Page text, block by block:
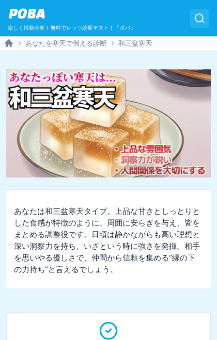
POBA
楽しく性格分析！無料でレッツ診断テスト！「ポバ」
あなたを寒天で例える診断 和三盆寒天
あなたは和三盆寒天タイプ。上品な甘さとしっとりと
した食感が特徴のように、周囲に安らぎを与え、皆を
まとめる調整役です。日頃は静かながらも高い理想と
深い洞察力を持ち、いざという時に強さを発揮。相手
を思いやる優しさで、仲間から信頼を集める“縁の下
の力持ち”と言えるでしょう。